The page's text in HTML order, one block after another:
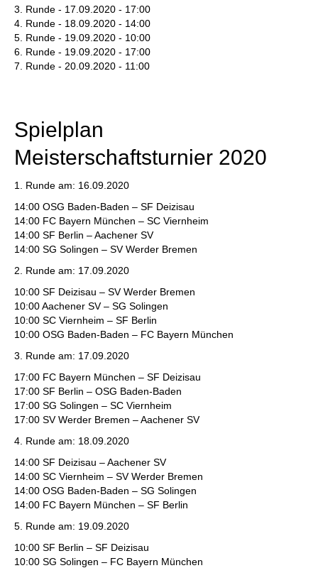
3. Runde - 17.09.2020 - 17:00
4. Runde - 18.09.2020 - 14:00
5. Runde - 19.09.2020 - 10:00
6. Runde - 19.09.2020 - 17:00
7. Runde - 20.09.2020 - 11:00
Spielplan
Meisterschaftsturnier 2020
1. Runde am: 16.09.2020
14:00 OSG Baden-Baden – SF Deizisau
14:00 FC Bayern München – SC Viernheim
14:00 SF Berlin – Aachener SV
14:00 SG Solingen – SV Werder Bremen
2. Runde am: 17.09.2020
10:00 SF Deizisau – SV Werder Bremen
10:00 Aachener SV – SG Solingen
10:00 SC Viernheim – SF Berlin
10:00 OSG Baden-Baden – FC Bayern München
3. Runde am: 17.09.2020
17:00 FC Bayern München – SF Deizisau
17:00 SF Berlin – OSG Baden-Baden
17:00 SG Solingen – SC Viernheim
17:00 SV Werder Bremen – Aachener SV
4. Runde am: 18.09.2020
14:00 SF Deizisau – Aachener SV
14:00 SC Viernheim – SV Werder Bremen
14:00 OSG Baden-Baden – SG Solingen
14:00 FC Bayern München – SF Berlin
5. Runde am: 19.09.2020
10:00 SF Berlin – SF Deizisau
10:00 SG Solingen – FC Bayern München